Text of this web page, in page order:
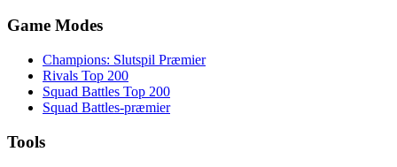
Game Modes
Champions: Slutspil Præmier
Rivals Top 200
Squad Battles Top 200
Squad Battles-præmier
Tools